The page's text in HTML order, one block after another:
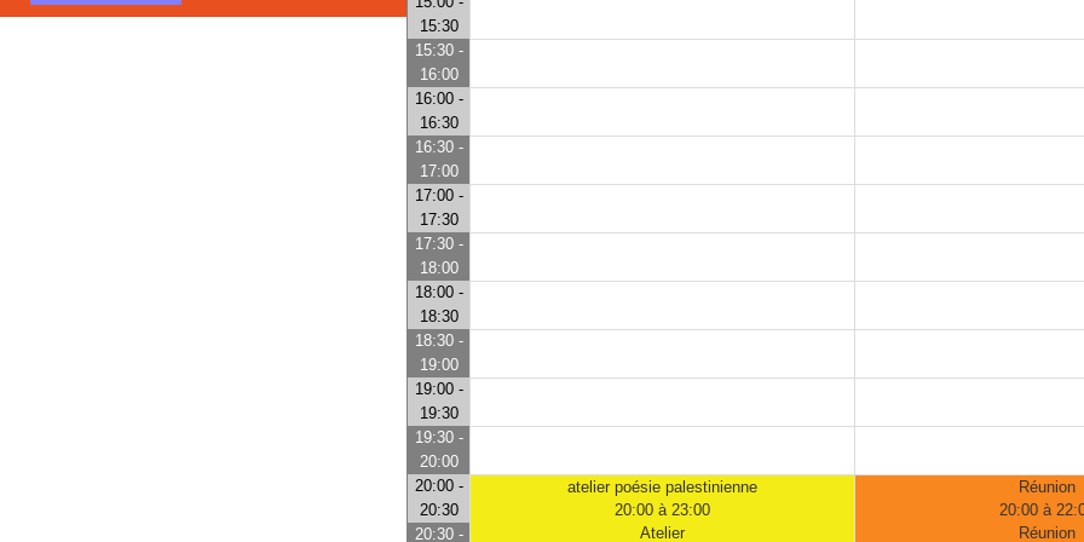
15:30
15:30 -
16:00
16:00 -
16:30
16:30 -
17:00
17:00 -
17:30
17:30 -
18:00
18:00 -
18:30
18:30 -
19:00
19:00 -
19:30
19:30 -
20:00
20:00 -
20:30
atelier poésie palestinienne
20:00 à 23:00
Atelier
Réunion
20:00 à
Réunion
20:30 -